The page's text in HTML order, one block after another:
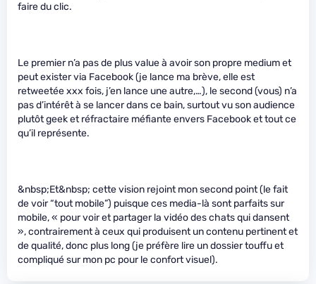
faire du clic.
Le premier n’a pas de plus value à avoir son propre medium et
peut exister via Facebook (je lance ma brève, elle est
retweetée xxx fois, j’en lance une autre,…), le second (vous) n’a
pas d’intérêt à se lancer dans ce bain, surtout vu son audience
plutôt geek et réfractaire méfiante envers Facebook et tout ce
qu’il représente.
&nbsp;Et&nbsp; cette vision rejoint mon second point (le fait
de voir “tout mobile”) puisque ces media-là sont parfaits sur
mobile, « pour voir et partager la vidéo des chats qui dansent
», contrairement à ceux qui produisent un contenu pertinent et
de qualité, donc plus long (je préfère lire un dossier touffu et
compliqué sur mon pc pour le confort visuel).